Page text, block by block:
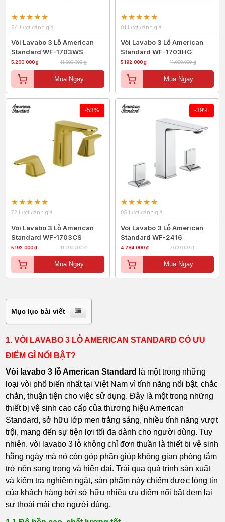
84 Lượt đánh giá
Vòi Lavabo 3 Lỗ American
Standard WF-1703WS
5.200.000 ₫ 11.000.000 ₫
Mua Ngay
81 Lượt đánh giá
Vòi Lavabo 3 Lỗ American
Standard WF-1703HG
5.192.000 ₫ 11.000.000 ₫
Mua Ngay
-53%
72 Lượt đánh giá
Vòi Lavabo 3 Lỗ American
Standard WF-1703CS
5.192.000 ₫ 11.000.000 ₫
Mua Ngay
-39%
85 Lượt đánh giá
Vòi Lavabo 3 Lỗ American
Standard WF-2416
4.284.000 ₫ 7.000.000 ₫
Mua Ngay
Mục lục bài viết
1. VÒI LAVABO 3 LỖ AMERICAN STANDARD CÓ ƯU
ĐIỂM GÌ NỔI BẬT?
Vòi lavabo 3 lỗ American Standard
là một trong những
loại vòi phổ biến nhất tại Việt Nam vì tính năng nổi bật, chắc
chắn, thuận tiện cho việc sử dụng. Đây là một trong những
thiết bị vệ sinh cao cấp của thương hiệu American
Standard, sở hữu lớp men trắng sáng, nhiều tính năng vượt
trội, mang đến sự tiện lợi tối đa dành cho người dùng. Tuy
nhiên, vòi lavabo 3 lỗ không chỉ đơn thuần là thiết bị vệ sinh
hằng ngày mà nó còn góp phần giúp không gian phòng tắm
trở nên sang trọng và hiện đại. Trải qua quá trình sản xuất
và kiểm tra nghiêm ngặt, sản phẩm này chiếm được lòng tin
của khách hàng bởi sở hữu nhiều ưu điểm nổi bật đem lại
sự thoải mái cho người dùng.